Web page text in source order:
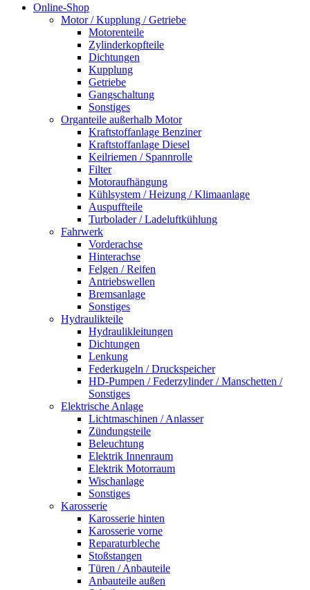
Online-Shop
Motor / Kupplung / Getriebe
Motorenteile
Zylinderkopfteile
Dichtungen
Kupplung
Getriebe
Gangschaltung
Sonstiges
Organteile außerhalb Motor
Kraftstoffanlage Benziner
Kraftstoffanlage Diesel
Keilriemen / Spannrolle
Filter
Motoraufhängung
Kühlsystem / Heizung / Klimaanlage
Auspuffteile
Turbolader / Ladeluftkühlung
Fahrwerk
Vorderachse
Hinterachse
Felgen / Reifen
Antriebswellen
Bremsanlage
Sonstiges
Hydraulikteile
Hydraulikleitungen
Dichtungen
Lenkung
Federkugeln / Druckspeicher
HD-Pumpen / Federzylinder / Manschetten /
Sonstiges
Elektrische Anlage
Lichtmaschinen / Anlasser
Zündungsteile
Beleuchtung
Elektrik Innenraum
Elektrik Motorraum
Wischanlage
Sonstiges
Karosserie
Karosserie hinten
Karosserie vorne
Reparaturbleche
Stoßstangen
Türen / Anbauteile
Anbauteile außen